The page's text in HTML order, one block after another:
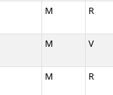
M R
M V
M R